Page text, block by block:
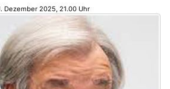
2025, 21.00 Uhr